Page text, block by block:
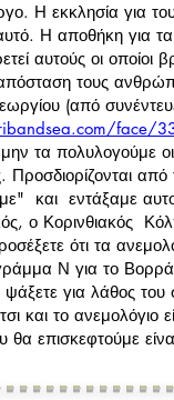
Η εκκλησία για
Η αποθήκη για
αυτούς οι
τους
(από
face/
τα πολυλογούμε οι
Προσδιορίζονται
και εντάξαμε
ο Κορινθιακός
ότι τα
Ν για το
για λάθος
και το
θα επισκεφτούμε